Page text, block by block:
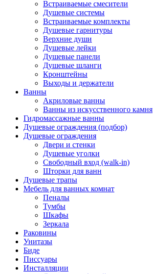
Встраиваемые смесители
Душевые системы
Встраиваемые комплекты
Душевые гарнитуры
Верхние души
Душевые лейки
Душевые панели
Душевые шланги
Кронштейны
Выходы и держатели
Ванны
Акриловые ванны
Ванны из искусственного камня
Гидромассажные ванны
Душевые ограждения (подбор)
Душевые ограждения
Двери и стенки
Душевые уголки
Свободный вход (walk-in)
Шторки для ванн
Душевые трапы
Мебель для ванных комнат
Пеналы
Тумбы
Шкафы
Зеркала
Раковины
Унитазы
Биде
Писсуары
Инсталляции